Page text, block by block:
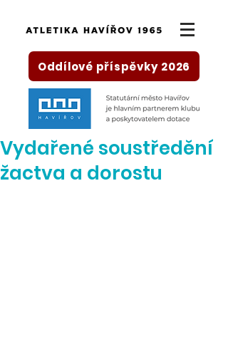
Oddílové příspěvky 2026
Vydařené soustředění
žactva a dorostu